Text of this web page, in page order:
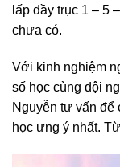
lấp đầy trục 1 – 5
chưa có.
Với kinh nghiệm
số học cùng đội
Nguyễn tư vấn để
học ưng ý nhất.